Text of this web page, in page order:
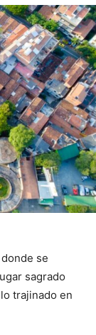
se
sagrado
trajinado en